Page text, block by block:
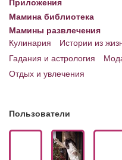
Приложения
Мамина библиотека
Мамины развлечения
Кулинария
Истории из
Гадания и астрология
Отдых и увлечения
Пользователи